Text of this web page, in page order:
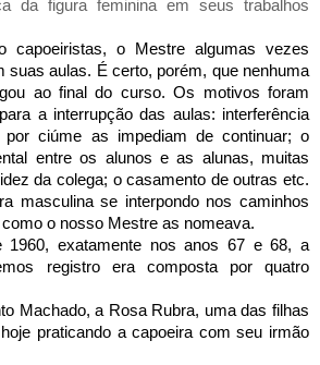
da figura feminina em seus trabalhos
capoeiristas, o Mestre algumas vezes
suas aulas. É certo, porém, que nenhuma
ao final do curso. Os motivos foram
a interrupção das aulas: interferência
por ciúme as impediam de continuar; o
entre os alunos e as alunas, muitas
da colega; o casamento de outras etc.
masculina se interpondo nos caminhos
o nosso Mestre as nomeava.
1960, exatamente nos anos 67 e 68, a
registro era composta por quatro
Machado, a Rosa Rubra, uma das filhas
praticando a capoeira com seu irmão